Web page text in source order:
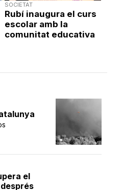
el
SOCIETAT
Rubí inaugura el curs
escolar amb la
comunitat educativa